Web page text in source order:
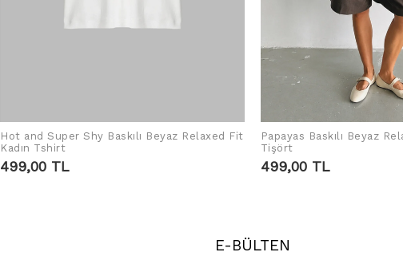
SEPETE EKLE
Hot and Super Shy Baskılı Beyaz Relaxed Fit
Kadın Tshirt
499,00 TL
SEPETE
Papayas Baskılı Beyaz
Tişört
499,00 TL
E-BÜLTEN